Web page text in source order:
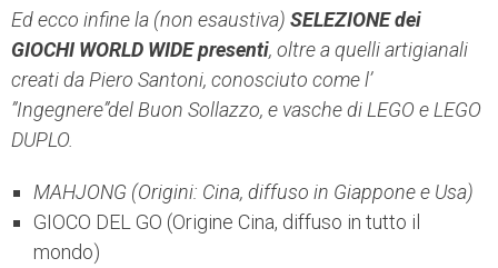
Ed ecco infine la (non esaustiva) SELEZIONE dei
GIOCHI WORLD WIDE presenti, oltre a quelli artigianali
creati da Piero Santoni, conosciuto come l’
”Ingegnere”del Buon Sollazzo, e vasche di LEGO e LEGO
DUPLO.
MAHJONG (Origini: Cina, diffuso in Giappone e Usa)
GIOCO DEL GO (Origine Cina, diffuso in tutto il
mondo)